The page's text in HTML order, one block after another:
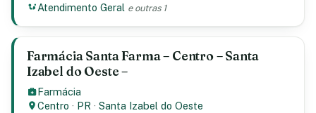
Atendimento Geral e outras 1
Farmácia Santa Farma – Centro – Santa
Izabel do Oeste –
Farmácia
Centro · PR ·Santa Izabel do Oeste